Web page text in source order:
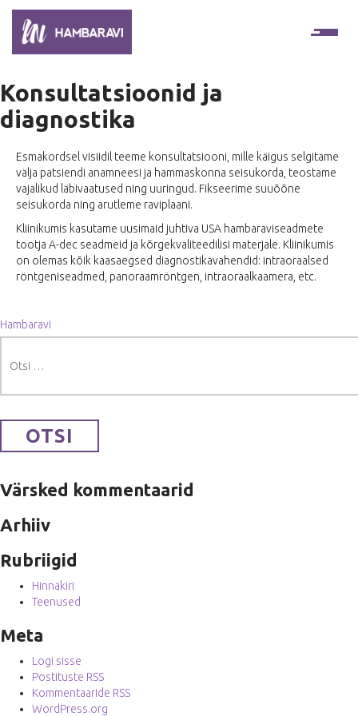
Konsultatsioonid ja
diagnostika
Esmakordsel visiidil teeme konsultatsiooni, mille käigus selgitame
välja patsiendi anamneesi ja hammaskonna seisukorda, teostame
vajalikud läbivaatused ning uuringud. Fikseerime suuõõne
seisukorda ning arutleme raviplaani.
Kliinikumis kasutame uusimaid juhtiva USA hambaraviseadmete
tootja A-dec seadmeid ja kõrgekvaliteedilisi materjale. Kliinikumis
on olemas kõik kaasaegsed diagnostikavahendid: intraoraalsed
röntgeniseadmed, panoraamröntgen, intraoraalkaamera, etc.
Navigeerimine
Hambaravi
Otsi:
Värsked kommentaarid
Arhiiv
Rubriigid
Hinnakiri
Teenused
Meta
Logi sisse
Postituste RSS
Kommentaaride RSS
WordPress.org